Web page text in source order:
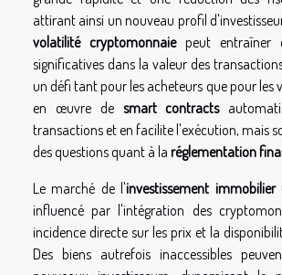
attirant ainsi un nouveau profil
volatilité cryptomonnaiepeut entraîner
significatives dans la valeur des
un défi tant pour les acheteurs que pour les
en œuvre de smart contracts
transactions et en facilite l'exécution, mais
des questions quant à la réglementation
Le marché de l'investissement immobilier
influencé par l'intégration des
incidence directe sur les prix et la
Des biens autrefois inaccessibles